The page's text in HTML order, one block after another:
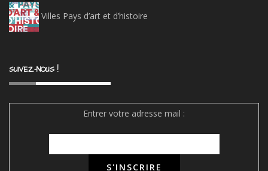
Villes Pays d’art et d’histoire
SUIVEZ-NOUS !
Entrer votre adresse mail :